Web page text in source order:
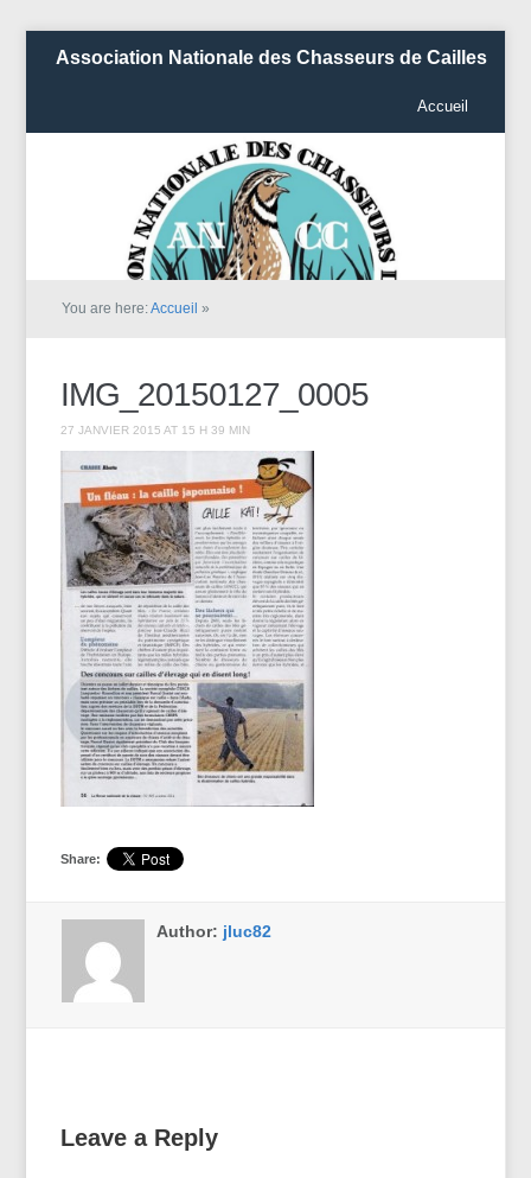
Association Nationale des Chasseurs de Cailles
Accueil
You are here:Accueil »
IMG_20150127_0005
27 JANVIER 2015 AT 15 H 39 MIN
Share:
Author: jluc82
Leave a Reply